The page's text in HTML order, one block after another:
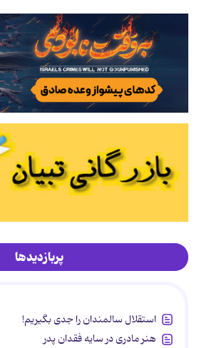
پربازدیدها
استقلال سالمندان را جدی بگیریم!
هنر مادری در سایه‌ فقدان پدر